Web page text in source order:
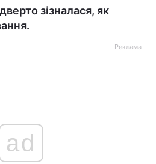
зізналася, як
Реклама
ad